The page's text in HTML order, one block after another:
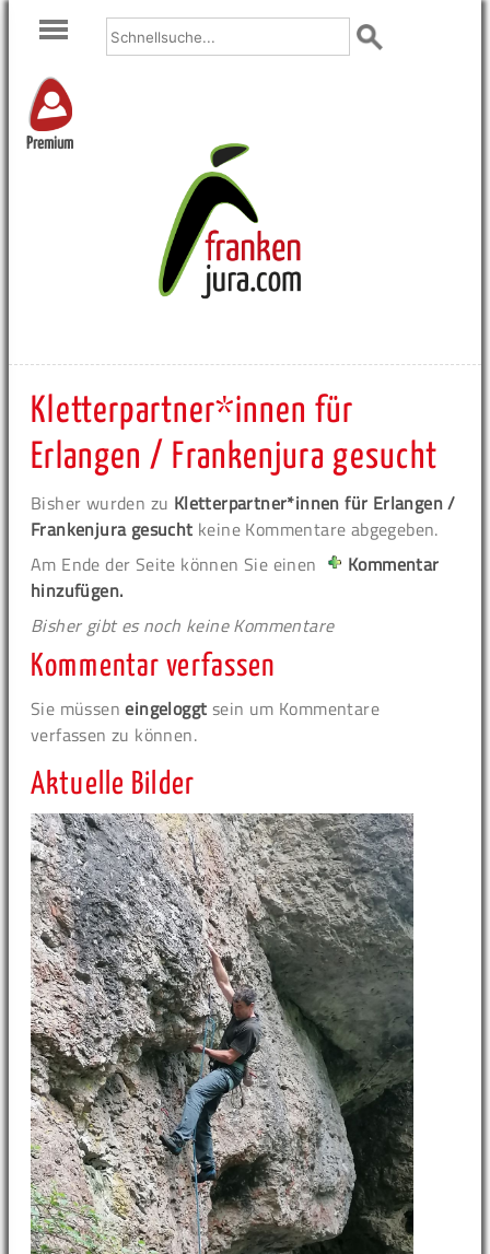
Premium
Kletterpartner*innen für
Erlangen / Frankenjura gesucht
Bisher wurden zu Kletterpartner*innen für Erlangen /
Frankenjura gesucht keine Kommentare abgegeben.
Am Ende der Seite können Sie einen
Kommentar
hinzufügen.
Bisher gibt es noch keine Kommentare
Kommentar verfassen
Sie müsseneingeloggt sein um Kommentare
verfassen zu können.
Aktuelle Bilder